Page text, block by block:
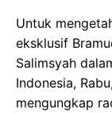
Untuk
eksklusif
Salimsyah
Indonesia,
mengungkap